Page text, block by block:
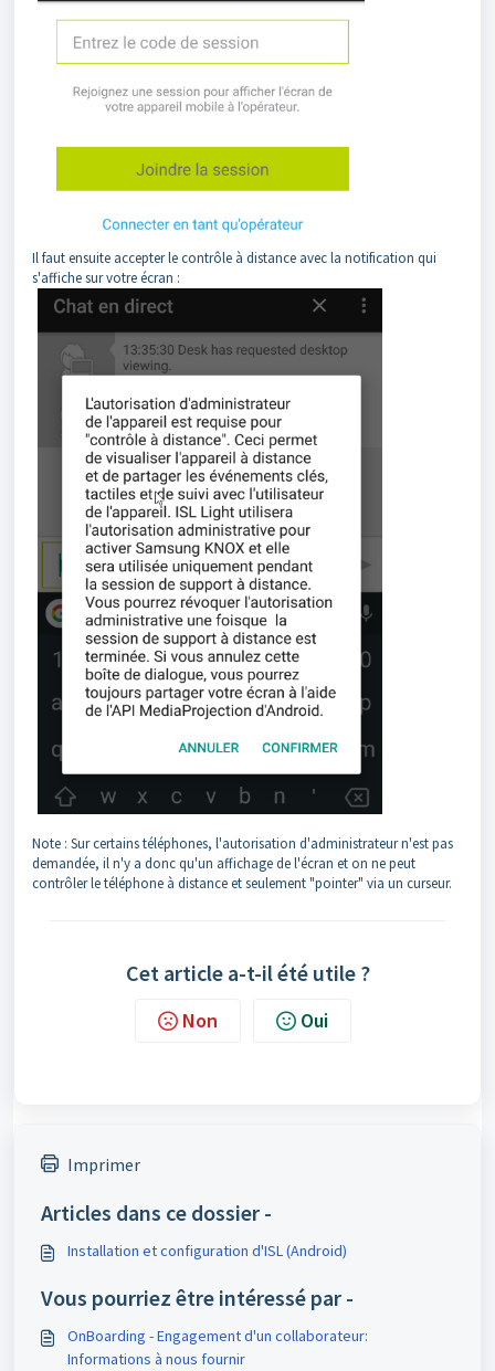
Il faut ensuite accepter le contrôle à distance avec la notification qui
s'affiche sur votre écran :
Note : Sur certains téléphones, l'autorisation d'administrateur n'est pas
demandée, il n'y a donc qu'un affichage de l'écran et on ne peut
contrôler le téléphone à distance et seulement "pointer" via un curseur.
Cet article a-t-il été utile ?
Non Oui
Imprimer
Articles dans ce dossier -
Installation et configuration d'ISL (Android)
Vous pourriez être intéressé par -
OnBoarding - Engagement d'un collaborateur:
Informations à nous fournir